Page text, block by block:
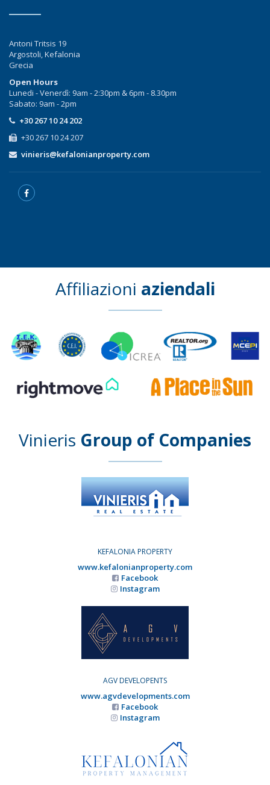
Antoni Tritsis 19
Argostoli, Kefalonia
Grecia
Open Hours
Lunedi - Venerdì: 9am - 2:30pm & 6pm - 8.30pm
Sabato: 9am - 2pm
+30 267 10 24 202
+30 267 10 24 207
vinieris@kefalonianproperty.com
Affiliazioni aziendali
Vinieris Group of Companies
KEFALONIA PROPERTY
www.kefalonianproperty.com
Facebook
Instagram
AGV DEVELOPENTS
www.agvdevelopments.com
Facebook
Instagram